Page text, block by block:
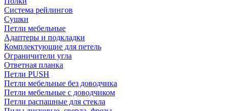
Система рейлингов
Сушки
Петли мебельные
Адаптеры и подкладки
Комплектующие для петель
Ограничители угла
Ответная планка
Петли PUSH
Петли мебельные без доводчика
Петли мебельные с доводчиком
Петли распашные для стекла